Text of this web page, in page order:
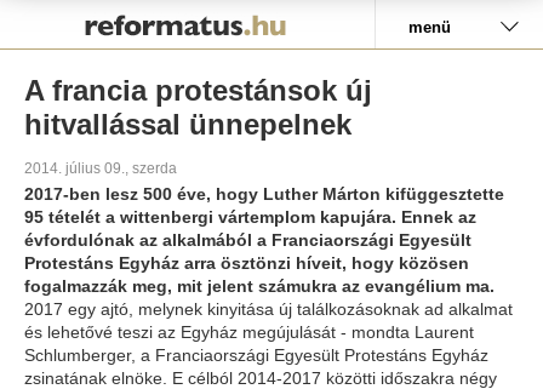
menü
A francia protestánsok új
hitvallással ünnepelnek
2014. július 09., szerda
2017-ben lesz 500 éve, hogy Luther Márton kifüggesztette
95 tételét a wittenbergi vártemplom kapujára. Ennek az
évfordulónak az alkalmából a Franciaországi Egyesült
Protestáns Egyház arra ösztönzi híveit, hogy közösen
fogalmazzák meg, mit jelent számukra az evangélium ma.
2017 egy ajtó, melynek kinyitása új találkozásoknak ad alkalmat
és lehetővé teszi az Egyház megújulását - mondta Laurent
Schlumberger, a Franciaországi Egyesült Protestáns Egyház
zsinatának elnöke. E célból 2014-2017 közötti időszakra négy